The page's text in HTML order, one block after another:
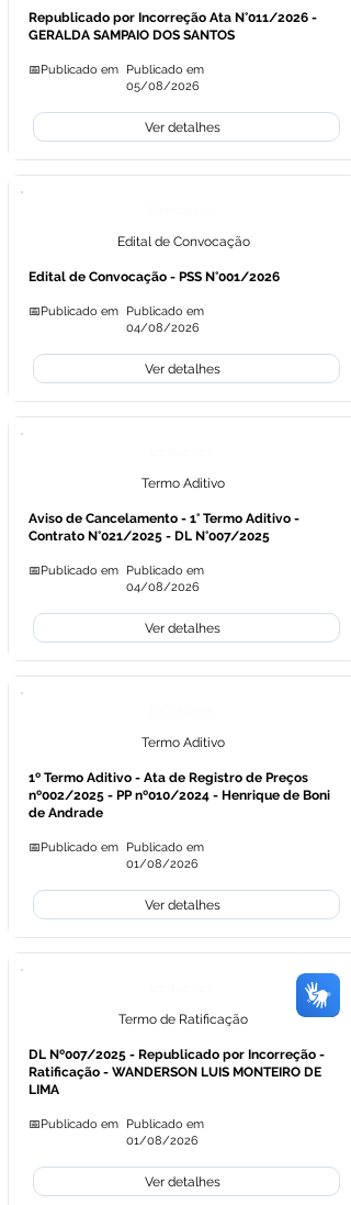
Republicado por Incorreção Ata N°011/2026 -
GERALDA SAMPAIO DOS SANTOS
📅Publicado em
Publicado em
05/08/2026
Ver detalhes
Edital de Convocação
Edital de Convocação - PSS N°001/2026
📅Publicado em
Publicado em
04/08/2026
Ver detalhes
Termo Aditivo
Aviso de Cancelamento - 1° Termo Aditivo -
Contrato N°021/2025 - DL N°007/2025
📅Publicado em
Publicado em
04/08/2026
Ver detalhes
Termo Aditivo
1º Termo Aditivo - Ata de Registro de Preços
nº002/2025 - PP nº010/2024 - Henrique de Boni
de Andrade
📅Publicado em
Publicado em
01/08/2026
Ver detalhes
Termo de Ratificação
DL Nº007/2025 - Republicado por Incorreção -
Ratificação - WANDERSON LUIS MONTEIRO DE
LIMA
📅Publicado em
Publicado em
01/08/2026
Ver detalhes